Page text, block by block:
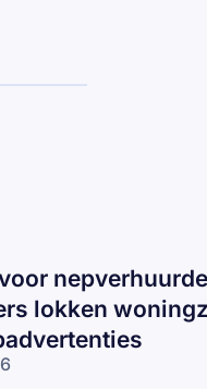
lokken